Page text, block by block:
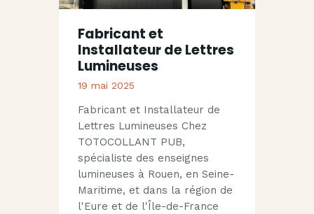
Fabricant et
Installateur de Lettres
Lumineuses
19 mai 2025
Fabricant et Installateur de
Lettres Lumineuses Chez
TOTOCOLLANT PUB,
spécialiste des enseignes
lumineuses à Rouen, en Seine-
Maritime, et dans la région de
l'Eure et de l'Île-de-France